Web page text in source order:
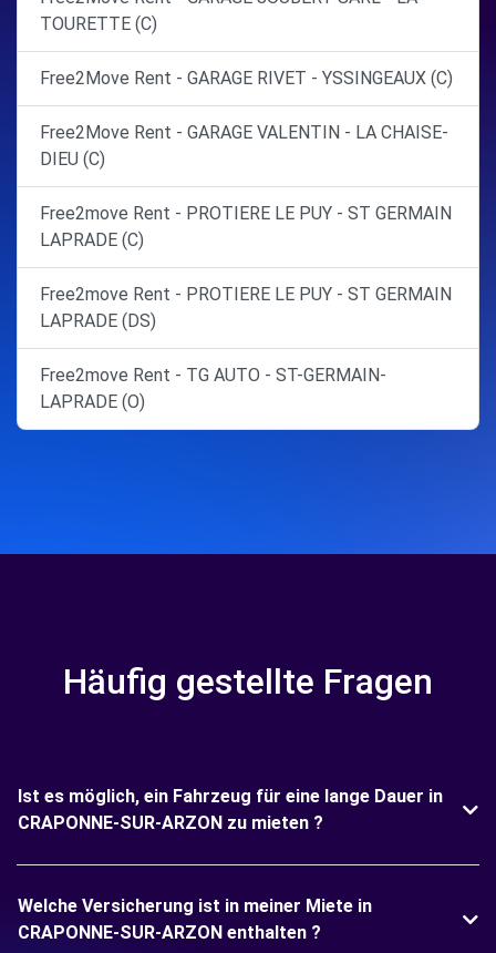
TOURETTE (C)
Free2Move Rent - GARAGE RIVET - YSSINGEAUX (C)
Free2Move Rent - GARAGE VALENTIN - LA CHAISE-
DIEU (C)
Free2move Rent - PROTIERE LE PUY - ST GERMAIN
LAPRADE (C)
Free2move Rent - PROTIERE LE PUY - ST GERMAIN
LAPRADE (DS)
Free2move Rent - TG AUTO - ST-GERMAIN-
LAPRADE (O)
Häufig gestellte Fragen
Ist es möglich, ein Fahrzeug für eine lange Dauer in
CRAPONNE-SUR-ARZON zu mieten ?
Welche Versicherung ist in meiner Miete in
CRAPONNE-SUR-ARZON enthalten ?